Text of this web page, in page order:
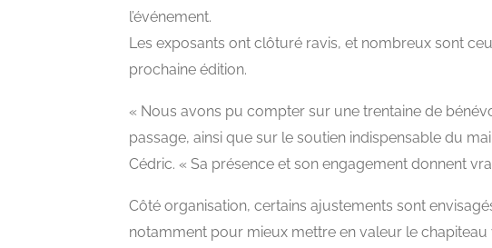
l’événement.
Les exposants ont clôturé ravis, et nombreux sont
prochaine édition.
« Nous avons pu compter sur une trentaine de
passage, ainsi que sur le soutien indispensable du
Cédric. « Sa présence et son engagement donnent
Côté organisation, certains ajustements sont
notamment pour mieux mettre en valeur le